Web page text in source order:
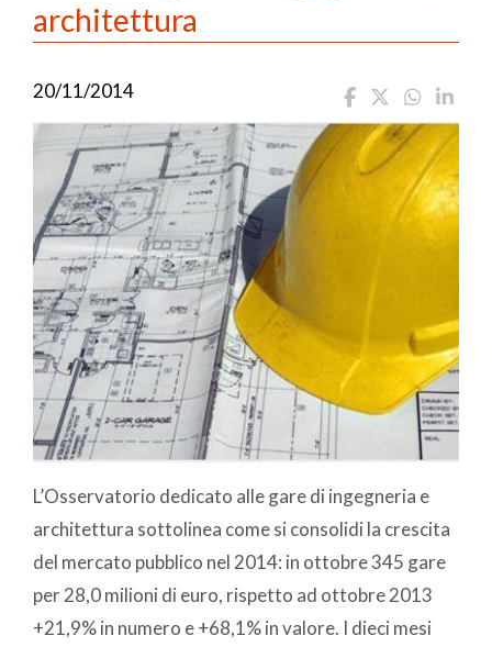
architettura
20/11/2014
L’Osservatorio dedicato alle gare di ingegneria e
architettura sottolinea come si consolidi la crescita
del mercato pubblico nel 2014: in ottobre 345 gare
per 28,0 milioni di euro, rispetto ad ottobre 2013
+21,9% in numero e +68,1% in valore. I dieci mesi